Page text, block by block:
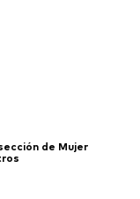
de Mujer